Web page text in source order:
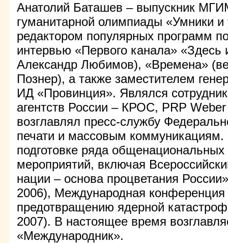
Анатолий Баташев – выпускник
гуманитарной олимпиады «Умники
редактором популярных программ
интервью «Первого канала» «Здесь
Александр Любимов), «Времена»
Познер), а также заместителем
ИД «Провинция». Являлся
агентств России – КРОС, PRP
возглавлял пресс-службу
печати и массовым коммуникациям.
подготовке ряда
мероприятий, включая
нации – основа процветания
2006), Международная конференция
предотвращению ядерной
2007). В настоящее время
«Международник».